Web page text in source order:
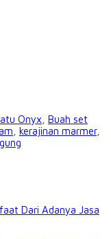
Onyx Buah set
kerajinan marmer,